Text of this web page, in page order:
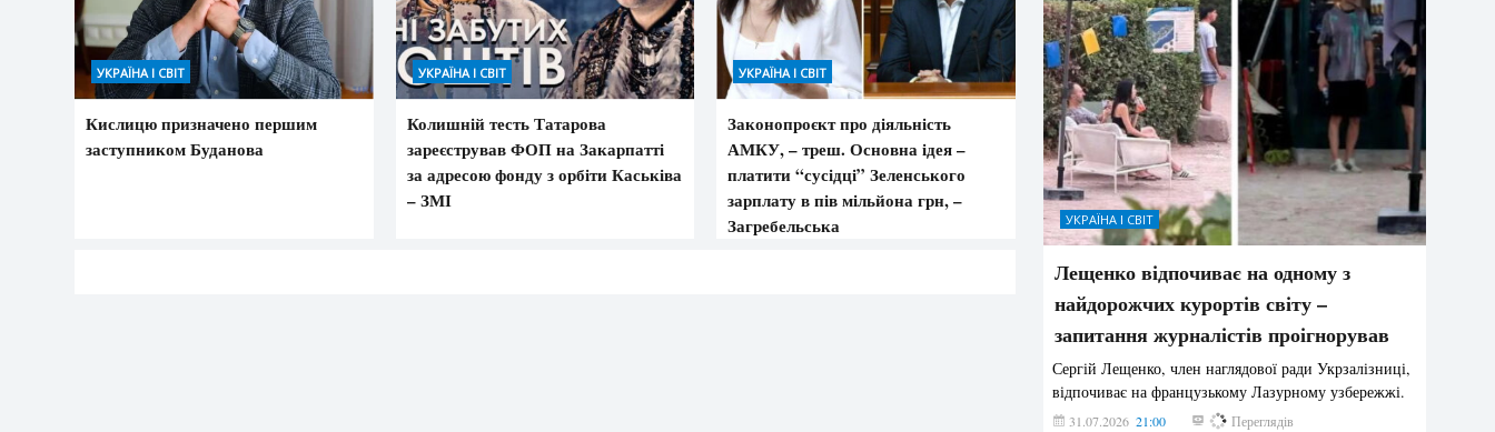
УКРАЇНА І СВІТ
Кислицю призначено першим
заступником Буданова
УКРАЇНА І СВІТ
Колишній тесть Татарова
зареєстрував ФОП на Закарпатті
за адресою фонду з орбіти Каськіва
– ЗМІ
УКРАЇНА І СВІТ
Законопроєкт про діяльність
АМКУ, – треш. Основна ідея –
платити “сусідці” Зеленського
зарплату в пів мільйона грн, –
Загребельська
УКРАЇНА І СВІТ
Лещенко відпочиває на одному з
найдорожчих курортів світу –
запитання журналістів проігнорував
Сергій Лещенко, член наглядової ради Укрзалізниці,
відпочиває на французькому Лазурному узбережжі.
31.07.2026 21:00 204 Переглядів